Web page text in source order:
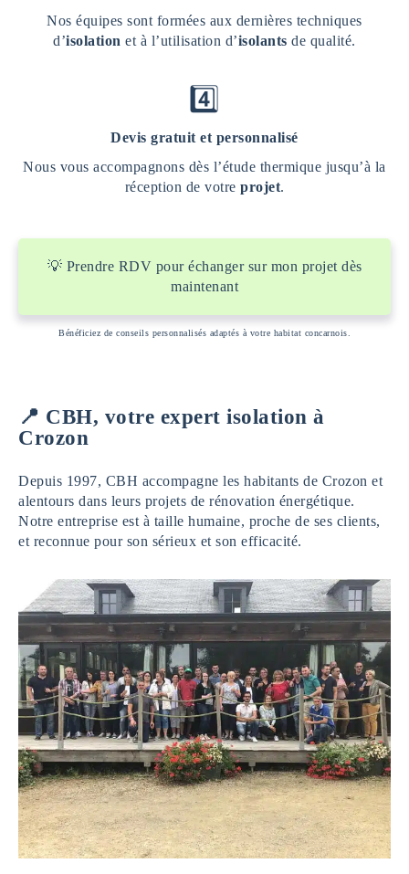
Nos équipes sont formées aux dernières techniques
d’isolation et à l’utilisation d’isolants de qualité.
4️⃣
Devis gratuit et personnalisé
Nous vous accompagnons dès l’étude thermique jusqu’à la
réception de votre projet.
💡 Prendre RDV pour échanger sur mon projet dès
maintenant
Bénéficiez de conseils personnalisés adaptés à votre habitat concarnois.
📍 CBH, votre expert isolation à
Crozon
Depuis 1997, CBH accompagne les habitants de Crozon et
alentours dans leurs projets de rénovation énergétique.
Notre entreprise est à taille humaine, proche de ses clients,
et reconnue pour son sérieux et son efficacité.